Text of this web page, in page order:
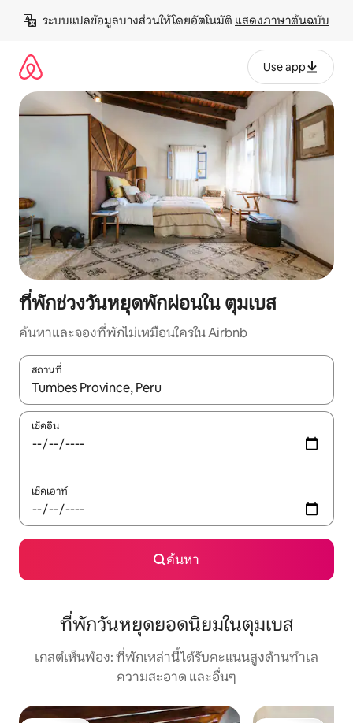
เนื้อหา
ระบบแปลข้อมูลบางส่วนให้โดยอัตโนมัติ แสดงภาษาต้นฉบับ
Use app
ที่พักช่วงวันหยุดพักผ่อนใน ตุมเบส
ค้นหาและจองที่พักไม่เหมือนใครใน Airbnb
สถานที่
ใช้ลูกศรขึ้นลง หรือใช้การสัมผัสหรือปัด เพื่อสำรวจผลการค้นหา
เช็คอิน
เช็คเอาท์
ค้นหา
ที่พักวันหยุดยอดนิยมในตุมเบส
เกสต์เห็นพ้อง: ที่พักเหล่านี้ได้รับคะแนนสูงด้านทำเล
ความสะอาด และอื่นๆ